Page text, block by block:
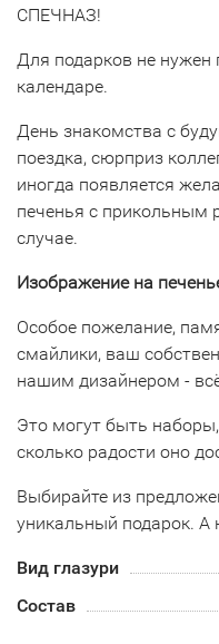
СПЕЧНАЗ!
Для подарков не нужен
календаре.
День знакомства с
поездка, сюрприз
иногда появляется
печенья с прикольным
случае.
Изображение на
Особое пожелание,
смайлики, ваш
нашим дизайнером -
Это могут быть
сколько радости оно
Выбирайте из
уникальный подарок.
Вид глазури
Состав